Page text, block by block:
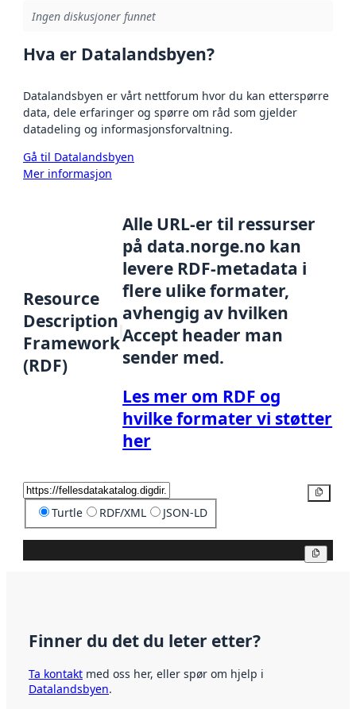
Ingen diskusjoner funnet
Hva er Datalandsbyen?
Datalandsbyen er vårt nettforum hvor du kan etterspørre
data, dele erfaringer og spørre om råd som gjelder
datadeling og informasjonsforvaltning.
Gå til Datalandsbyen
Mer informasjon
Resource
Description
Framework
(RDF)
Alle URL-er til ressurser
på data.norge.no kan
levere RDF-metadata i
flere ulike formater,
avhengig av hvilken
Accept header man
sender med.
Les mer om RDF og
hvilke formater vi støtter
her
Turtle RDF/XML JSON-LD
Finner du det du leter etter?
Ta kontakt med oss her, eller spør om hjelp i
Datalandsbyen.